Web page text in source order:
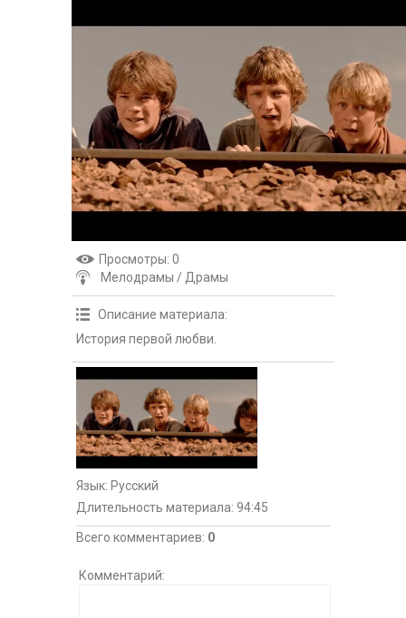
Просмотры: 0
Мелодрамы / Драмы
Описание материала:
История первой любви.
Язык: Русский
Длительность материала: 94:45
Всего комментариев: 0
Комментарий: